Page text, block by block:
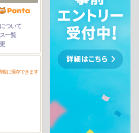
ついて
一覧
報に保存できます